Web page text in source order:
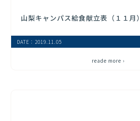
山梨キャンパス給食献立表（１１月）
DATE：2019.11.05
reade more ›